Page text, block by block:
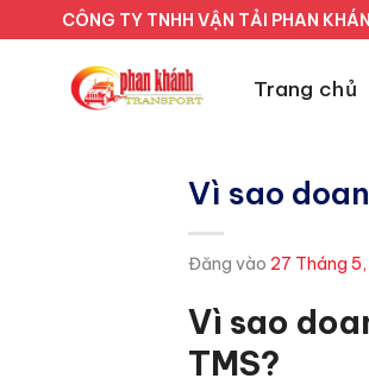
qua
CÔNG TY TNHH VẬN TẢI PHAN
Trang chủ
Vì sao
Đăng vào 27 Tháng
Vì sao
TMS?